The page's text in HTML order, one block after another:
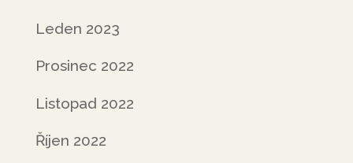
Leden 2023
Prosinec 2022
Listopad 2022
Říjen 2022